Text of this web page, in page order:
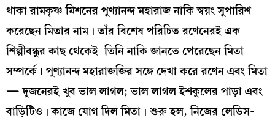
থাকা রামকৃষ্ণ মিশনের পুণ্যানন্দ মহারাজ নাকি স্বয়ং সুপারিশ
করেছেন মিতার নাম। তাঁর বিশেষ পরিচিত রণেনেরই এক
শিল্পীবন্ধুর কাছ থেকেই তিনি নাকি জানতে পেরেছেন মিতা
সম্পর্কে। পুণ্যানন্দ মহারাজজির সঙ্গে দেখা করে রণেন এবং মিতা
— দুজনেরই খুব ভাল লাগল; ভাল লাগল ইশকুলের পাড়া এবং
বাড়িটিও। কাজে যোগ দিল মিতা। শুরু হল, নিজের লেডিস-